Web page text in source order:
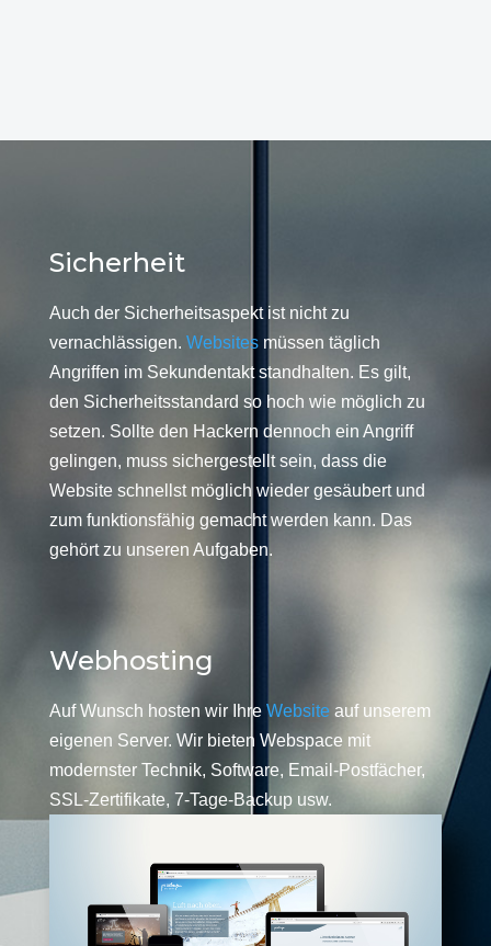
Sicherheit
Auch der Sicherheitsaspekt ist nicht zu
vernachlässigen. Websitesmüssen täglich
Angriffen im Sekundentakt standhalten. Es gilt,
den Sicherheitsstandard so hoch wie möglich zu
setzen. Sollte den Hackern dennoch ein Angriff
gelingen, muss sichergestellt sein, dass die
Website schnellst möglich wieder gesäubert und
zum funktionsfähig gemacht werden kann. Das
gehört zu unseren Aufgaben.
Webhosting
Auf Wunsch hosten wir Ihre Website auf unserem
eigenen Server. Wir bieten Webspace mit
modernster Technik, Software, Email-Postfächer,
SSL-Zertifikate, 7-Tage-Backup usw.